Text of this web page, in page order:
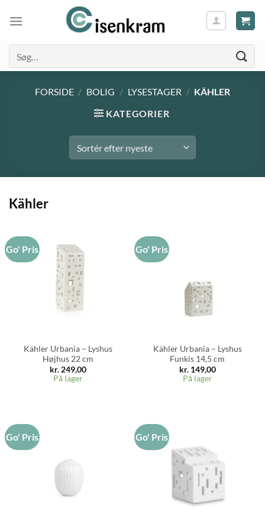
efter:
FORSIDE / BOLIG / LYSESTAGER / KÄHLER
KATEGORIER
Kähler
Go' Pris
Kähler Urbania – Lyshus
Højhus 22 cm
kr.249,00
På lager
Go' Pris
Kähler Urbania – Lyshus
Funkis 14,5 cm
kr.149,00
På lager
Go' Pris Go' Pris